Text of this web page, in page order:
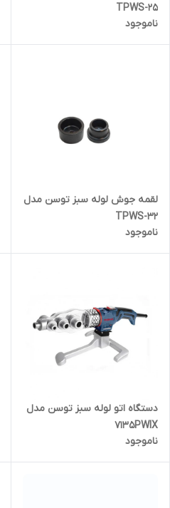
TPWS-25
ناموجود
لقمه جوش لوله سبز توسن مدل
TPWS-32
ناموجود
دستگاه اتو لوله سبز توسن مدل
7135PWIX
ناموجود